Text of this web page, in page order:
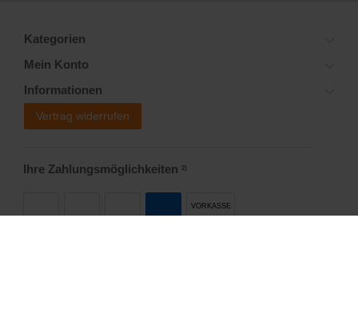
Kategorien
Mein Konto
Informationen
Vertrag widerrufen
Ihre Zahlungsmöglichkeiten 2)
VORKASSE